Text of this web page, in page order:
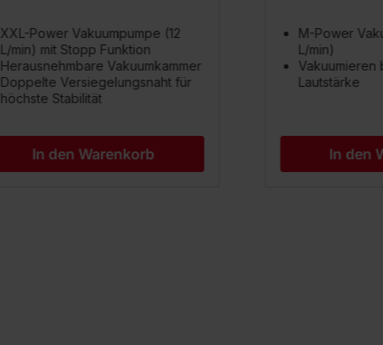
XXL-Power Vakuumpumpe (12
L/min) mit Stopp Funktion
Herausnehmbare Vakuumkammer
Doppelte Versiegelungsnaht für
höchste Stabilität
In den Warenkorb
M-Power
L/min)
Vakuumieren
Lautstärke
In den